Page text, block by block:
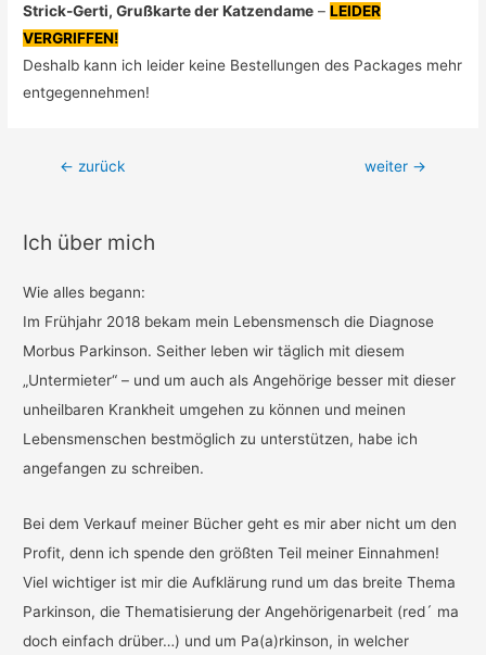
Strick-Gerti, Grußkarte der Katzendame –LEIDER
VERGRIFFEN!
Deshalb kann ich leider keine Bestellungen des Packages mehr
entgegennehmen!
Beitragsnavigation
← zurück weiter →
Ich über mich
Wie alles begann:
Im Frühjahr 2018 bekam mein Lebensmensch die Diagnose
Morbus Parkinson. Seither leben wir täglich mit diesem
„Untermieter“ – und um auch als Angehörige besser mit dieser
unheilbaren Krankheit umgehen zu können und meinen
Lebensmenschen bestmöglich zu unterstützen, habe ich
angefangen zu schreiben.
Bei dem Verkauf meiner Bücher geht es mir aber nicht um den
Profit, denn ich spende den größten Teil meiner Einnahmen!
Viel wichtiger ist mir die Aufklärung rund um das breite Thema
Parkinson, die Thematisierung der Angehörigenarbeit (red´ ma
doch einfach drüber…) und um Pa(a)rkinson, in welcher